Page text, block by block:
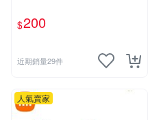
$200
近期銷量29件
人氣賣家